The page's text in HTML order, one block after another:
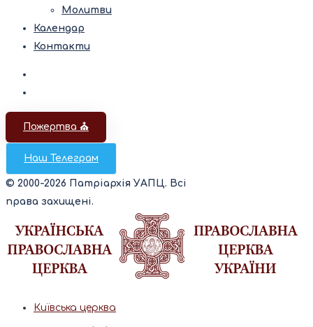
Молитви
Календар
Контакти
Пожертва ⛪️
Наш Телеграм
© 2000-2026 Патріархія УАПЦ. Всі
права захищені.
Київська церква